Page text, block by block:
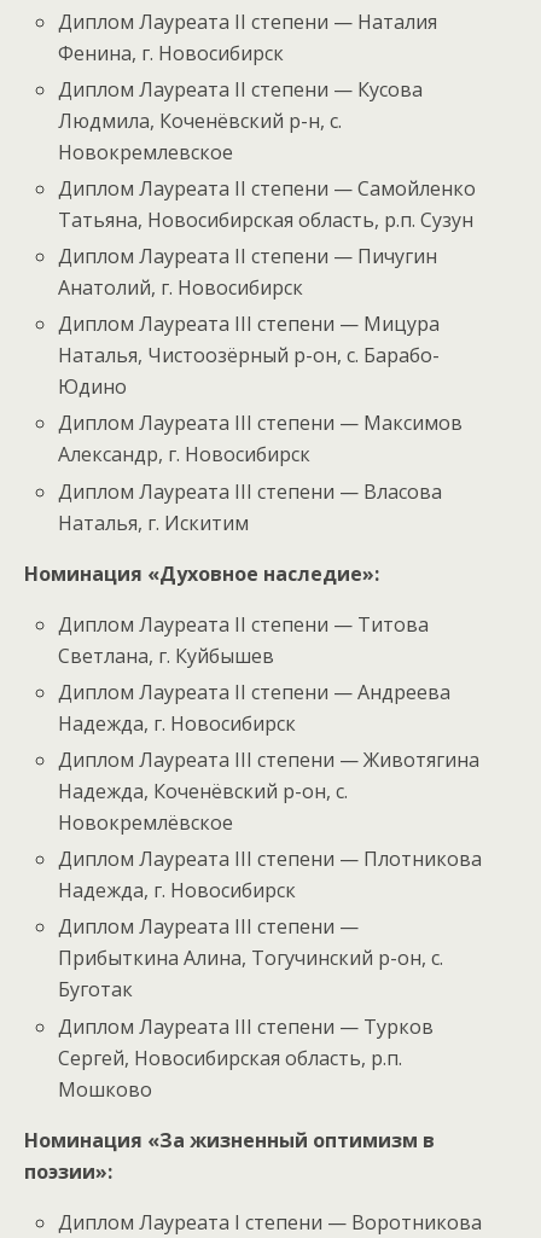
Диплом Лауреата II степени — Наталия
Фенина, г. Новосибирск
Диплом Лауреата II степени — Кусова
Людмила, Коченёвский р-н, с.
Новокремлевское
Диплом Лауреата II степени — Самойленко
Татьяна, Новосибирская область, р.п. Сузун
Диплом Лауреата II степени — Пичугин
Анатолий, г. Новосибирск
Диплом Лауреата III степени — Мицура
Наталья, Чистоозёрный р-он, с. Барабо-
Юдино
Диплом Лауреата III степени — Максимов
Александр, г. Новосибирск
Диплом Лауреата III степени — Власова
Наталья, г. Искитим
Номинация «Духовное наследие»:
Диплом Лауреата II степени — Титова
Светлана, г. Куйбышев
Диплом Лауреата II степени — Андреева
Надежда, г. Новосибирск
Диплом Лауреата III степени — Животягина
Надежда, Коченёвский р-он, с.
Новокремлёвское
Диплом Лауреата III степени — Плотникова
Надежда, г. Новосибирск
Диплом Лауреата III степени —
Прибыткина Алина, Тогучинский р-он, с.
Буготак
Диплом Лауреата III степени — Турков
Сергей, Новосибирская область, р.п.
Мошково
Номинация «За жизненный оптимизм в
поэзии»:
Диплом Лауреата I степени — Воротникова